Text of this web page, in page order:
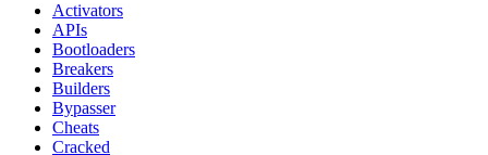
Activators
APIs
Bootloaders
Breakers
Builders
Bypasser
Cheats
Cracked